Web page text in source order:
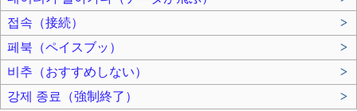
접속（接続）
>
페북（ペイスブッ）
>
비추（おすすめしない）
>
강제 종료（強制終了）
>